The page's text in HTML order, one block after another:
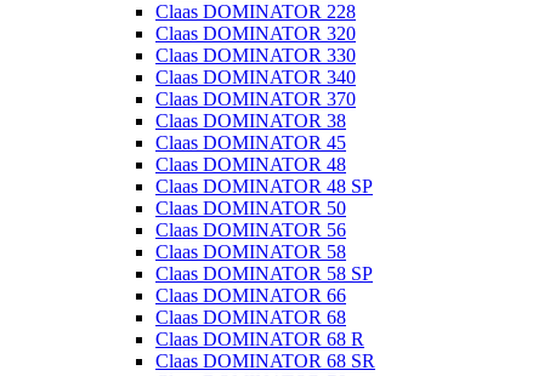
Claas DOMINATOR 228
Claas DOMINATOR 320
Claas DOMINATOR 330
Claas DOMINATOR 340
Claas DOMINATOR 370
Claas DOMINATOR 38
Claas DOMINATOR 45
Claas DOMINATOR 48
Claas DOMINATOR 48 SP
Claas DOMINATOR 50
Claas DOMINATOR 56
Claas DOMINATOR 58
Claas DOMINATOR 58 SP
Claas DOMINATOR 66
Claas DOMINATOR 68
Claas DOMINATOR 68 R
Claas DOMINATOR 68 SR